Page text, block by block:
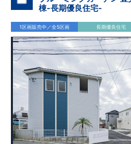
棟-長期優良住宅-
1区画販売中／全5区画 長期優良住宅